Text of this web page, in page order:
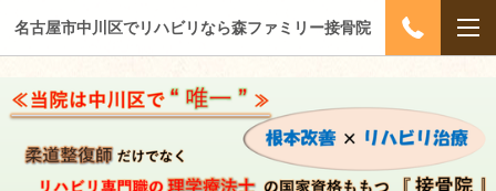
名古屋市中川区でリハビリなら森ファミリー接骨院